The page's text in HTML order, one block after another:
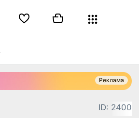
Реклама
ID: 2400